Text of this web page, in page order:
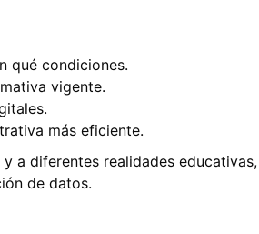
qué condiciones.
vigente.
más eficiente.
a diferentes realidades educativas,
de datos.